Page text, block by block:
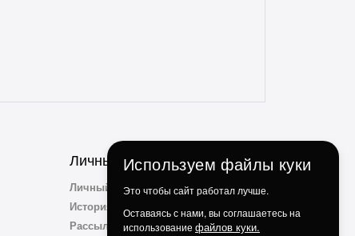
Личный Кабинет
Личный Кабинет
История заказов
Рассылка
Используем файлы куки
Это чтобы сайт работал лучше.
Оставаясь с нами, вы соглашаетесь на
использование файлов куки.